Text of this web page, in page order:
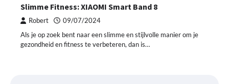
Slimme Fitness: XIAOMI Smart Band 8
Robert 09/07/2024
Als je op zoek bent naar een slimme en stijlvolle manier om je
gezondheid en fitness te verbeteren, dan is…